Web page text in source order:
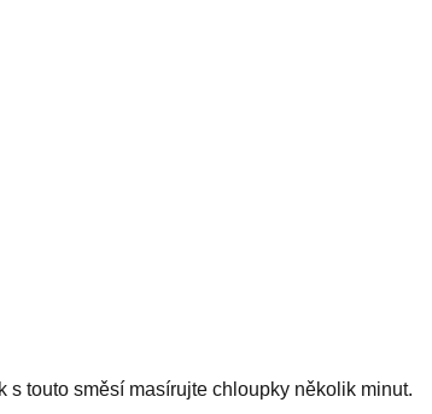
s touto směsí masírujte chloupky několik minut.